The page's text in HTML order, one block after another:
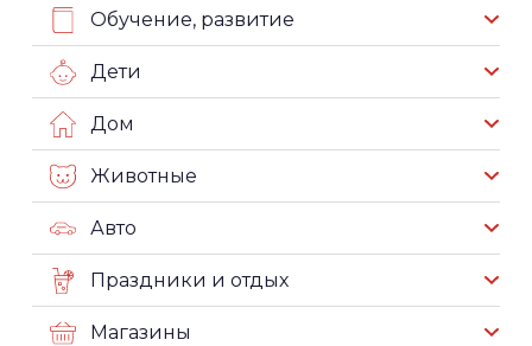
Обучение, развитие
Дети
Дом
Животные
Авто
Праздники и отдых
Магазины